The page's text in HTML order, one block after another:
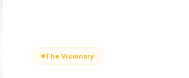
The Visionary